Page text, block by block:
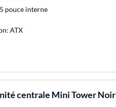
pouce interne
ATX
centrale Mini Tower Noir